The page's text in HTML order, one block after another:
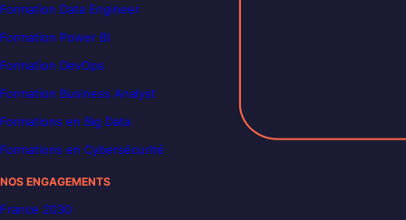
Formation Data Engineer
Formation Power BI
Formation DevOps
Formation Business Analyst
Formations en Big Data
Formations en Cybersécurité
NOS ENGAGEMENTS
France 2030